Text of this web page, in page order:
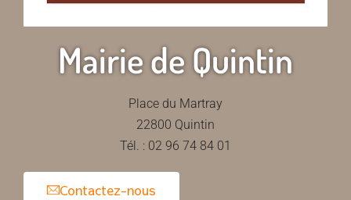
Mairie de Quintin
Place du Martray
22800 Quintin
Tél. : 02 96 74 84 01
Contactez-nous